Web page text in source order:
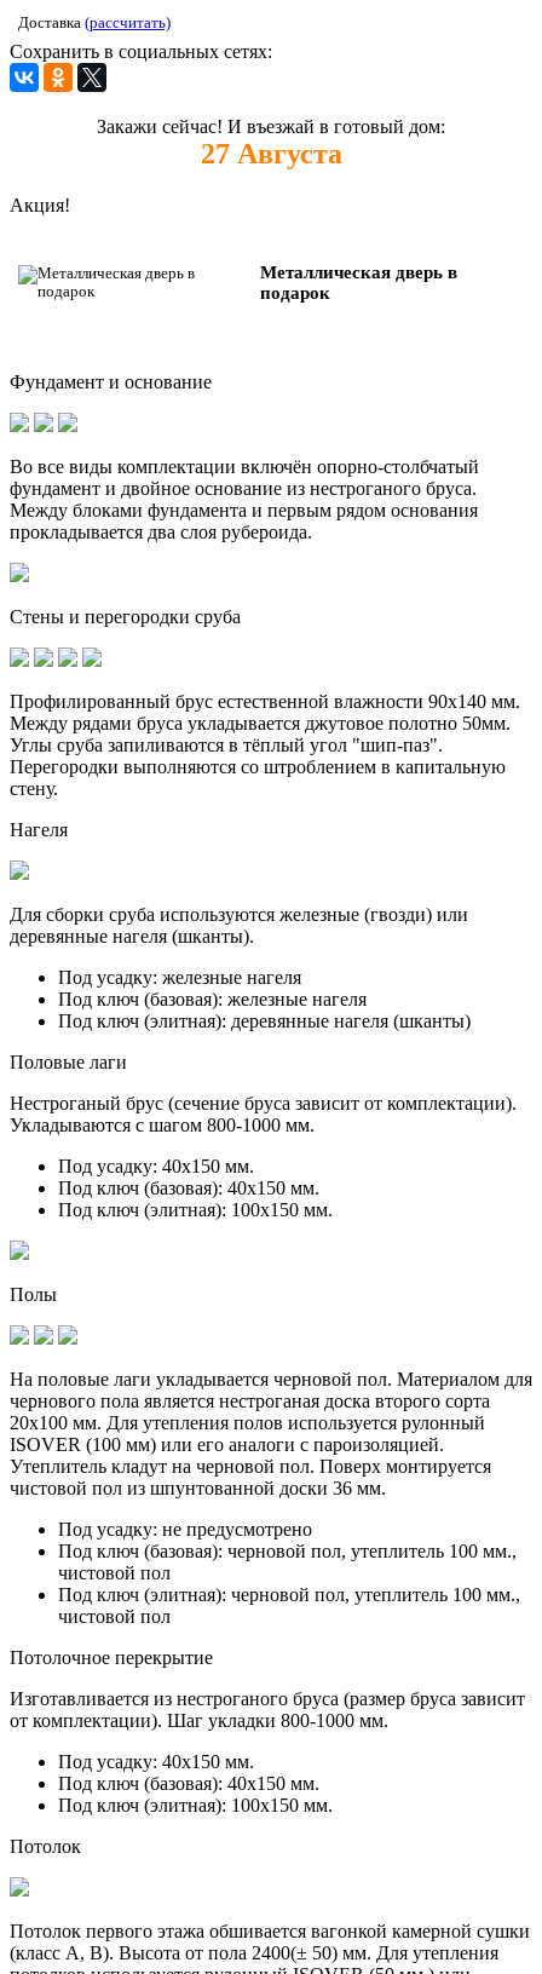
Доставка (рассчитать)
Сохранить в социальных сетях:
Закажи сейчас! И въезжай в готовый дом:
27 Августа
Акция!
Металлическая дверь в
подарок
Фундамент и основание
Во все виды комплектации включён опорно-столбчатый
фундамент и двойное основание из нестроганого бруса.
Между блоками фундамента и первым рядом основания
прокладывается два слоя рубероида.
Стены и перегородки сруба
Профилированный брус естественной влажности 90х140 мм.
Между рядами бруса укладывается джутовое полотно 50мм.
Углы сруба запиливаются в тёплый угол "шип-паз".
Перегородки выполняются со штроблением в капитальную
стену.
Нагеля
Для сборки сруба используются железные (гвозди) или
деревянные нагеля (шканты).
Под усадку: железные нагеля
Под ключ (базовая): железные нагеля
Под ключ (элитная): деревянные нагеля (шканты)
Половые лаги
Нестроганый брус (сечение бруса зависит от комплектации).
Укладываются с шагом 800-1000 мм.
Под усадку: 40х150 мм.
Под ключ (базовая): 40х150 мм.
Под ключ (элитная): 100х150 мм.
Полы
На половые лаги укладывается черновой пол. Материалом для
чернового пола является нестроганая доска второго сорта
20х100 мм. Для утепления полов используется рулонный
ISOVER (100 мм) или его аналоги с пароизоляцией.
Утеплитель кладут на черновой пол. Поверх монтируется
чистовой пол из шпунтованной доски 36 мм.
Под усадку: не предусмотрено
Под ключ (базовая): черновой пол, утеплитель 100 мм.,
чистовой пол
Под ключ (элитная): черновой пол, утеплитель 100 мм.,
чистовой пол
Потолочное перекрытие
Изготавливается из нестроганого бруса (размер бруса зависит
от комплектации). Шаг укладки 800-1000 мм.
Под усадку: 40х150 мм.
Под ключ (базовая): 40х150 мм.
Под ключ (элитная): 100х150 мм.
Потолок
Потолок первого этажа обшивается вагонкой камерной сушки
(класс A, B). Высота от пола 2400(± 50) мм. Для утепления